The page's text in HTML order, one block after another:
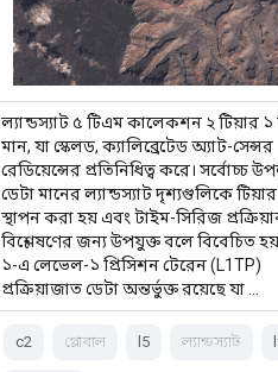
ল্যান্ডস্যাট ৫ টিএম কালেকশন ২ টিয়ার
মান, যা স্কেলড, ক্যালিব্রেটেড অ্যাট-সেন্সর
রেডিয়েন্সের প্রতিনিধিত্ব করে। সর্বোচ্চ
ডেটা মানের ল্যান্ডস্যাট দৃশ্যগুলিকে
স্থাপন করা হয় এবং টাইম-সিরিজ
বিশ্লেষণের জন্য উপযুক্ত বলে বিবেচিত
১-এ লেভেল-১ প্রিসিশন টেরেন (L1TP)
প্রক্রিয়াজাত ডেটা অন্তর্ভুক্ত রয়েছে যা …
c2 গ্লোবাল l5 ল্যান্ডস্যাট